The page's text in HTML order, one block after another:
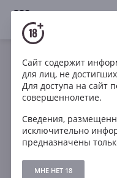
18+
Игристое
Antoine
Сайт содержит
для лиц, не
Для доступа на сайт
совершеннолетие.
Сведения,
исключительно
предназначены
МНЕ НЕТ 18